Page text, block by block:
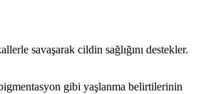
savaşarak cildin sağlığını destekler.
gibi yaşlanma belirtilerinin